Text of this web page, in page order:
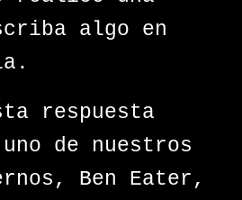
algo en
respuesta
de nuestros
Ben Eater,